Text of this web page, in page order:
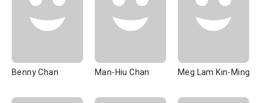
Benny Chan Man-Hiu Chan Meg Lam Kin-Ming